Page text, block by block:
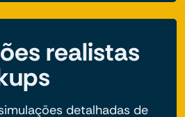
realistas
detalhadas de